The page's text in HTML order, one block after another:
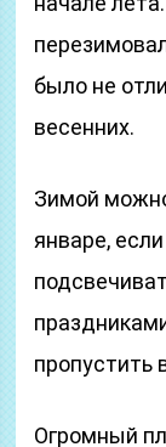
было не
весенних.
Зимой
январе,
пропустить
Огромный